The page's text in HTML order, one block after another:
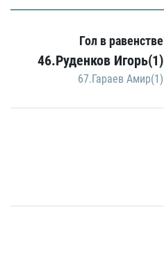
Гол в равенстве
46.Руденков Игорь(1)
67.Гараев Амир(1)